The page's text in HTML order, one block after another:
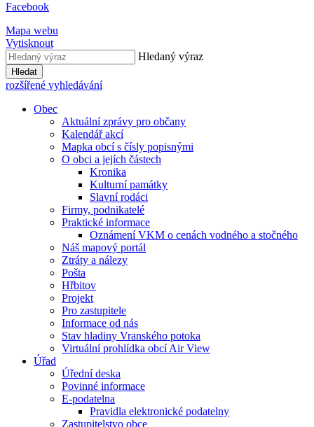
Facebook
Mapa webu
Vytisknout
Hledaný výraz
Hledat
rozšířené vyhledávání
Obec
Aktuální zprávy pro občany
Kalendář akcí
Mapka obcí s čísly popisnými
O obci a jejích částech
Kronika
Kulturní památky
Slavní rodáci
Firmy, podnikatelé
Praktické informace
Oznámení VKM o cenách vodného a stočného
Náš mapový portál
Ztráty a nálezy
Pošta
Hřbitov
Projekt
Pro zastupitele
Informace od nás
Stav hladiny Vranského potoka
Virtuální prohlídka obcí Air View
Úřad
Úřední deska
Povinné informace
E-podatelna
Pravidla elektronické podatelny
Zastupitelstvo obce